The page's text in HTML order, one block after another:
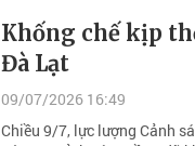
Khống chế kịp
Đà Lạt
09/07/2026 16:49
Chiều 9/7, lực lượng Cảnh